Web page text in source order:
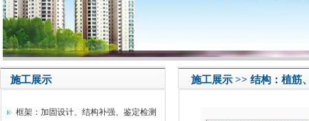
施工展示
框架：加固设计、结构补强、鉴定检测
施工展示 >> 结构：植筋